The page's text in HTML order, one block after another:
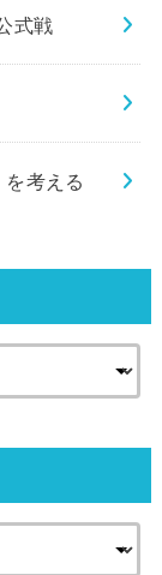
式戦
考える